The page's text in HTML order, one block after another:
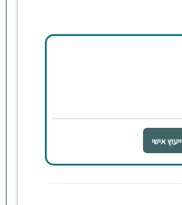
ייעוץ אישי